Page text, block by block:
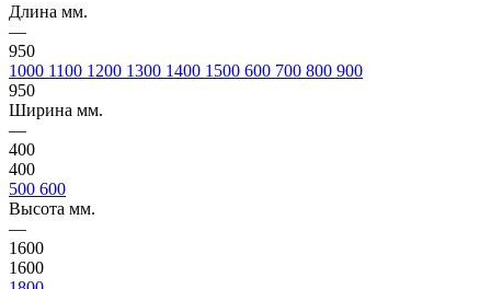
Длина мм.
—
950
1000 1100 1200 1300 1400 1500 600 700 800 900
950
Ширина мм.
—
400
400
500 600
Высота мм.
—
1600
1600